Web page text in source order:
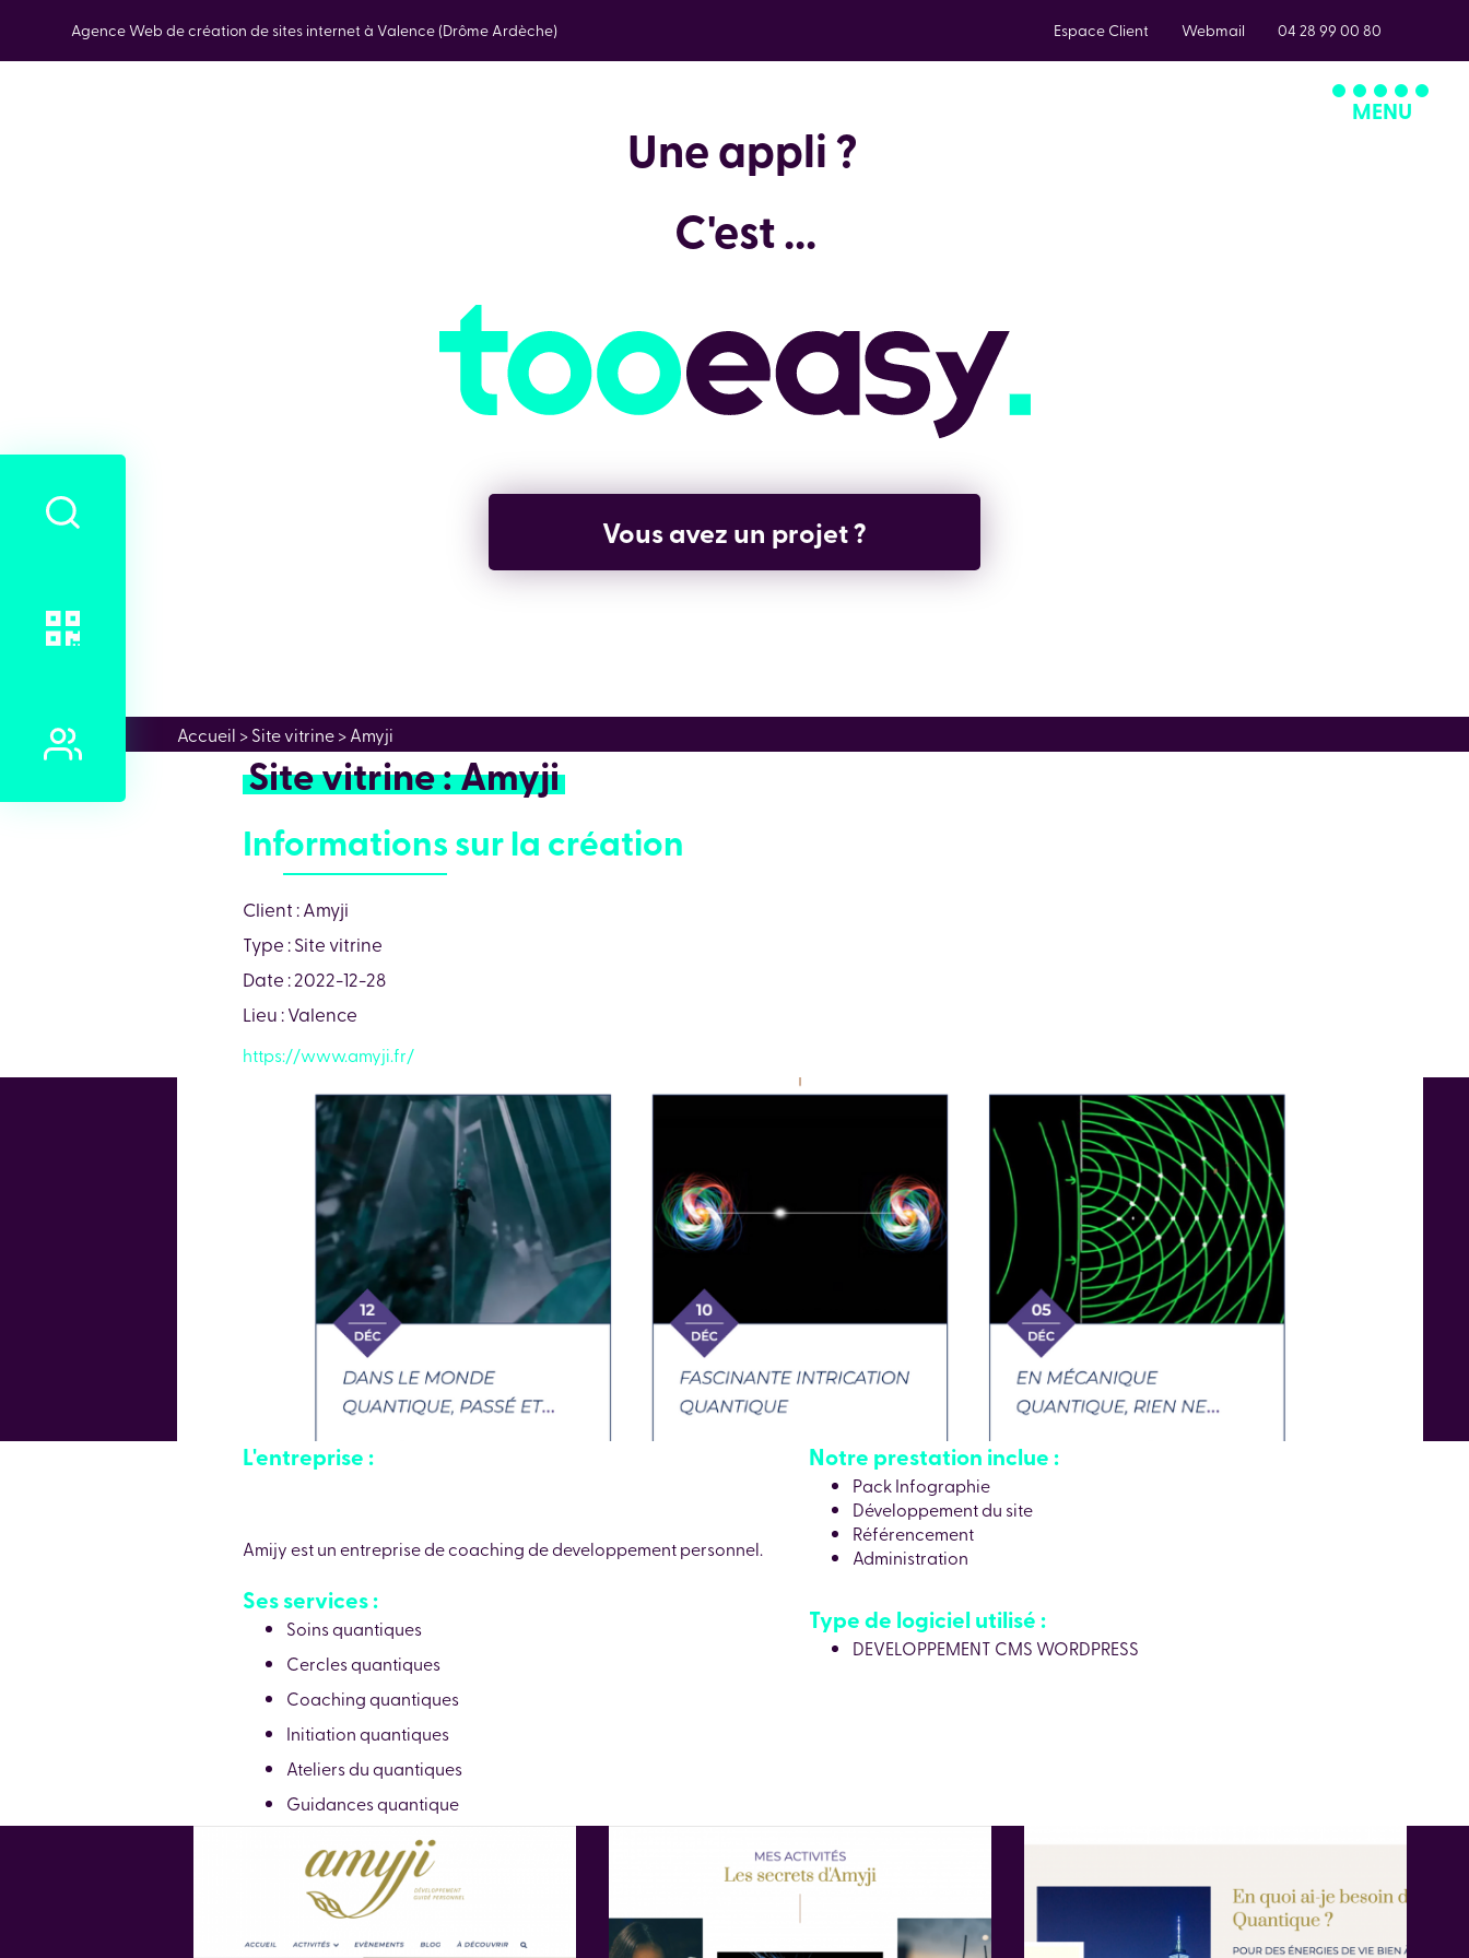
Agence Web de création de sites internet à Valence (Drôme Ardèche) Espace Client Webmail 04 28 99 00 80
MENU
Une
C'est ...
Vous avez un projet ?
Accueil > Site vitrine > Amyji
Site vitrine : Amyji
Informations sur la création
Client : Amyji
Type : Site vitrine
Date : 2022-12-28
Lieu : Valence
https://www.amyji.fr/
L'entreprise :
Amijy est un entreprise de coaching de developpement personnel.
Ses services :
Soins quantiques
Cercles quantiques
Coaching quantiques
Initiation quantiques
Ateliers du quantiques
Guidances quantique
Notre prestation inclue :
Pack Infographie
Développement du site
Référencement
Administration
Type de logiciel utilisé :
DEVELOPPEMENT CMS WORDPRESS